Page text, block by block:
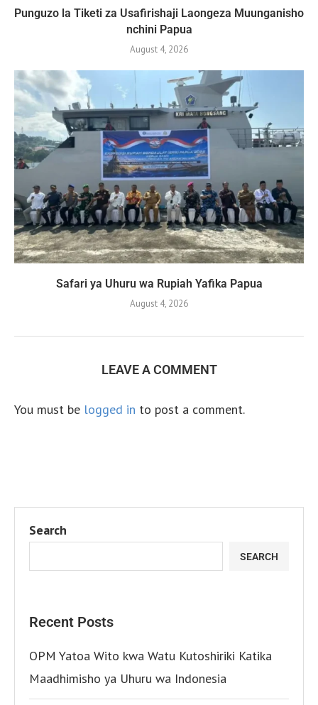
Punguzo la Tiketi za Usafirishaji Laongeza Muunganisho
nchini Papua
August 4, 2026
Safari ya Uhuru wa Rupiah Yafika Papua
August 4, 2026
LEAVE A COMMENT
You must be logged in to post a comment.
Search
SEARCH
Recent Posts
OPM Yatoa Wito kwa Watu Kutoshiriki Katika
Maadhimisho ya Uhuru wa Indonesia